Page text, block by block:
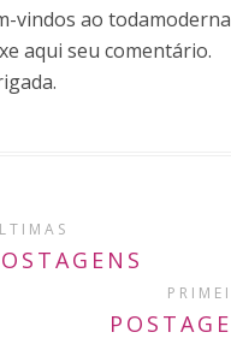
vindos ao todamoderna
aqui seu comentário.